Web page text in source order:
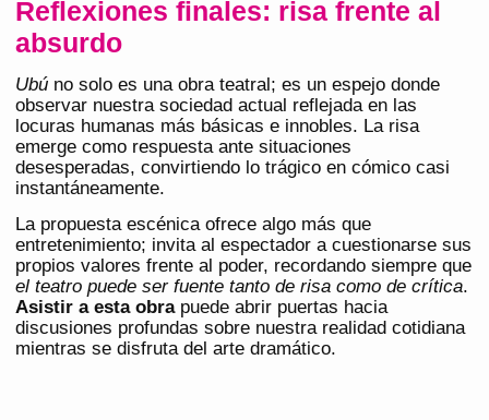
Reflexiones finales: risa frente al
absurdo
Ubú no solo es una obra teatral; es un espejo donde
observar nuestra sociedad actual reflejada en las
locuras humanas más básicas e innobles. La risa
emerge como respuesta ante situaciones
desesperadas, convirtiendo lo trágico en cómico casi
instantáneamente.
La propuesta escénica ofrece algo más que
entretenimiento; invita al espectador a cuestionarse sus
propios valores frente al poder, recordando siempre que
el teatro puede ser fuente tanto de risa como de crítica.
Asistir a esta obrapuede abrir puertas hacia
discusiones profundas sobre nuestra realidad cotidiana
mientras se disfruta del arte dramático.